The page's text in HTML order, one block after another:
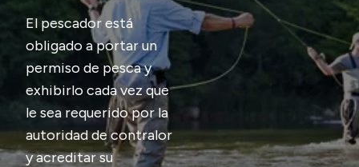
Compras y licitaciones
Consulta de expedientes
Consulta de pago a proveedores
Convocatorias
Intranet
Login
El pescador está
obligado a portar un
permiso de pesca y
exhibirlo cada vez que
le sea requerido por la
autoridad de contralor
y acreditar su